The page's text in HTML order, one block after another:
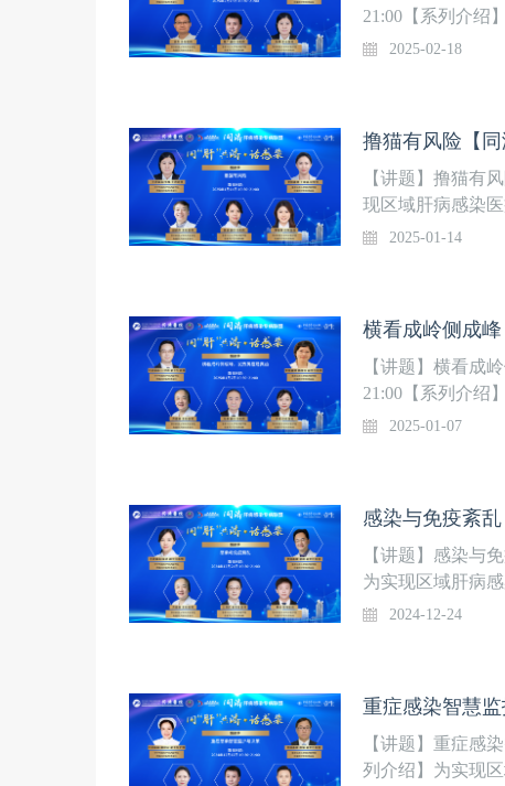
21:00【系列介绍
队，华中科技大
2025-02-18
撸猫有风险【同
【讲题】撸猫有
现区域肝病感染
院附属同济医院
2025-01-14
【讲题】横看成
21:00【系列介绍
队，华中科技大
2025-01-07
感染与免疫紊
【讲题】感染与
为实现区域肝病
医学院附属同济
2024-12-24
【讲题】重症感
列介绍】为实现